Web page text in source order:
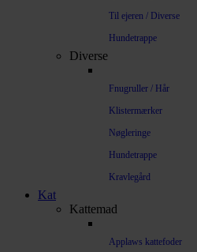
Til ejeren / Diverse
Hundetrappe
Diverse
Fnugruller / Hår
Klistermærker
Nøgleringe
Hundetrappe
Kravlegård
Kat
Kattemad
Applaws kattefoder